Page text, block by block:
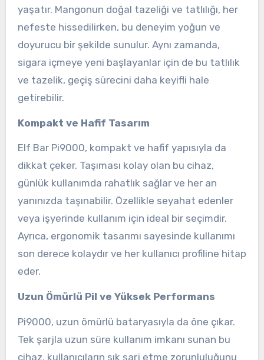
yaşatır. Mangonun doğal tazeliği ve tatlılığı, her
nefeste hissedilirken, bu deneyim yoğun ve
doyurucu bir şekilde sunulur. Aynı zamanda,
sigara içmeye yeni başlayanlar için de bu tatlılık
ve tazelik, geçiş sürecini daha keyifli hale
getirebilir.
Kompakt ve Hafif Tasarım
Elf Bar Pi9000, kompakt ve hafif yapısıyla da
dikkat çeker. Taşıması kolay olan bu cihaz,
günlük kullanımda rahatlık sağlar ve her an
yanınızda taşınabilir. Özellikle seyahat edenler
veya işyerinde kullanım için ideal bir seçimdir.
Ayrıca, ergonomik tasarımı sayesinde kullanımı
son derece kolaydır ve her kullanıcı profiline hitap
eder.
Uzun Ömürlü Pil ve Yüksek Performans
Pi9000, uzun ömürlü bataryasıyla da öne çıkar.
Tek şarjla uzun süre kullanım imkanı sunan bu
cihaz, kullanıcıların sık şarj etme zorunluluğunu